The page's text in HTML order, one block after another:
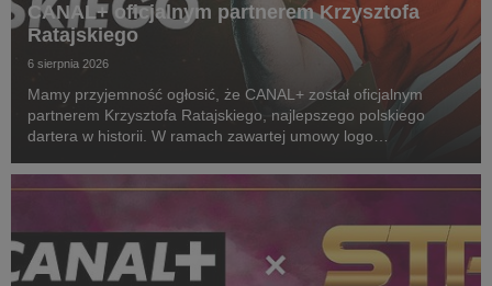
CANAL+ oficjalnym partnerem Krzysztofa
Ratajskiego
6 sierpnia 2026
Mamy przyjemność ogłosić, że CANAL+ został oficjalnym
partnerem Krzysztofa Ratajskiego, najlepszego polskiego
dartera w historii. W ramach zawartej umowy logo
startowych naszego zawodnika podczas